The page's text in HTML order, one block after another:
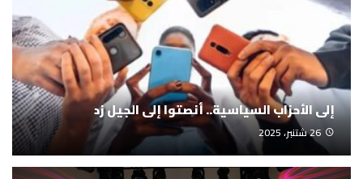
إلى الأحزاب السياسية.. أنصتوا إلى الجيل زد
26 شتنبر، 2025